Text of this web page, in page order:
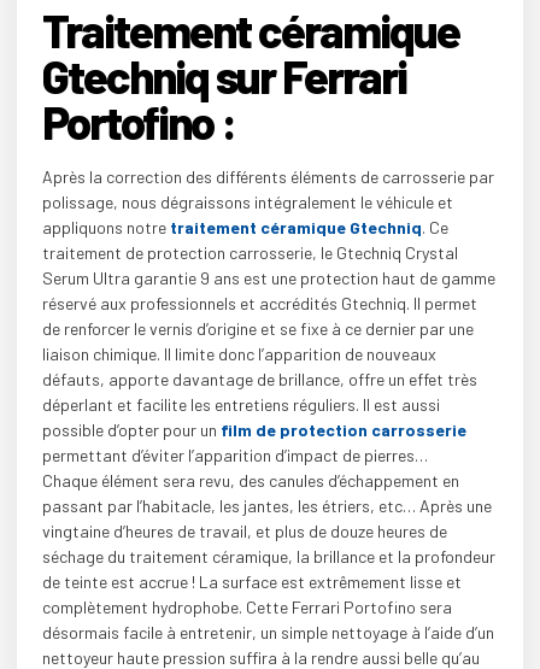
Traitement céramique
Gtechniq sur Ferrari
Portofino :
Après la correction des différents éléments de carrosserie par
polissage, nous dégraissons intégralement le véhicule et
appliquons notre traitement céramique Gtechniq. Ce
traitement de protection carrosserie, le Gtechniq Crystal
Serum Ultra garantie 9 ans est une protection haut de gamme
réservé aux professionnels et accrédités Gtechniq. Il permet
de renforcer le vernis d’origine et se fixe à ce dernier par une
liaison chimique. Il limite donc l’apparition de nouveaux
défauts, apporte davantage de brillance, offre un effet très
déperlant et facilite les entretiens réguliers. Il est aussi
possible d’opter pour un film de protection carrosserie
permettant d’éviter l’apparition d’impact de pierres…
Chaque élément sera revu, des canules d’échappement en
passant par l’habitacle, les jantes, les étriers, etc… Après une
vingtaine d’heures de travail, et plus de douze heures de
séchage du traitement céramique, la brillance et la profondeur
de teinte est accrue ! La surface est extrêmement lisse et
complètement hydrophobe. Cette Ferrari Portofino sera
désormais facile à entretenir, un simple nettoyage à l’aide d’un
nettoyeur haute pression suffira à la rendre aussi belle qu’au